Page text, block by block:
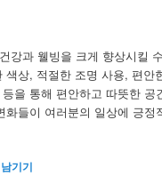
강과 웰빙을 크게 향상시킬
색상, 적절한 조명 사용, 편안
을 통해 편안하고 따뜻한 공
화들이 여러분의 일상에 긍정
기기